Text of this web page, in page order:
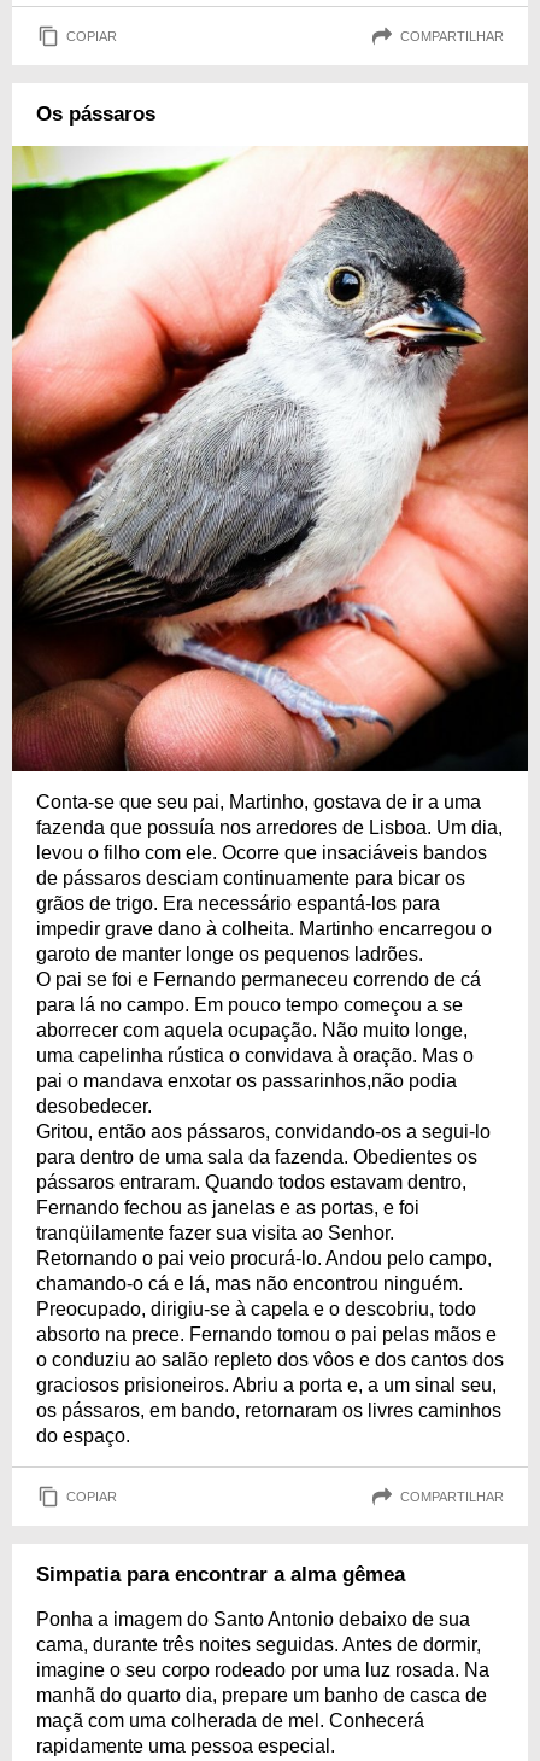
COPIAR COMPARTILHAR
Os pássaros
Conta-se que seu pai, Martinho, gostava de ir a uma
fazenda que possuía nos arredores de Lisboa. Um dia,
levou o filho com ele. Ocorre que insaciáveis bandos
de pássaros desciam continuamente para bicar os
grãos de trigo. Era necessário espantá-los para
impedir grave dano à colheita. Martinho encarregou o
garoto de manter longe os pequenos ladrões.
O pai se foi e Fernando permaneceu correndo de cá
para lá no campo. Em pouco tempo começou a se
aborrecer com aquela ocupação. Não muito longe,
uma capelinha rústica o convidava à oração. Mas o
pai o mandava enxotar os passarinhos,não podia
desobedecer.
Gritou, então aos pássaros, convidando-os a segui-lo
para dentro de uma sala da fazenda. Obedientes os
pássaros entraram. Quando todos estavam dentro,
Fernando fechou as janelas e as portas, e foi
tranqüilamente fazer sua visita ao Senhor.
Retornando o pai veio procurá-lo. Andou pelo campo,
chamando-o cá e lá, mas não encontrou ninguém.
Preocupado, dirigiu-se à capela e o descobriu, todo
absorto na prece. Fernando tomou o pai pelas mãos e
o conduziu ao salão repleto dos vôos e dos cantos dos
graciosos prisioneiros. Abriu a porta e, a um sinal seu,
os pássaros, em bando, retornaram os livres caminhos
do espaço.
COPIAR COMPARTILHAR
Simpatia para encontrar a alma gêmea
Ponha a imagem do Santo Antonio debaixo de sua
cama, durante três noites seguidas. Antes de dormir,
imagine o seu corpo rodeado por uma luz rosada. Na
manhã do quarto dia, prepare um banho de casca de
maçã com uma colherada de mel. Conhecerá
rapidamente uma pessoa especial.